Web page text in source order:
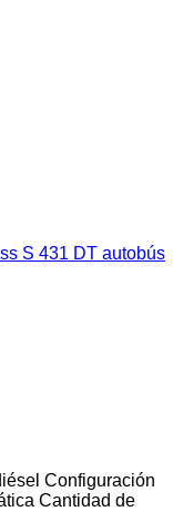
S 431 DT autobús
Configuración
Cantidad de